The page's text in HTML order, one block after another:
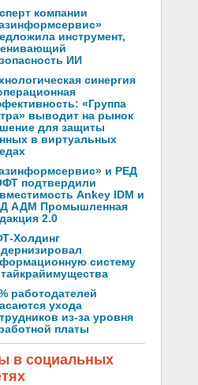
компании
инструмент,
ИИ
синергия
«Группа
выводит на рынок
для защиты
в виртуальных
и РЕД
подтвердили
Ankey IDM и
АДМ Промышленная
2.0
Холдинг
систему
работодателей
ухода
из-за уровня
платы
в социальных